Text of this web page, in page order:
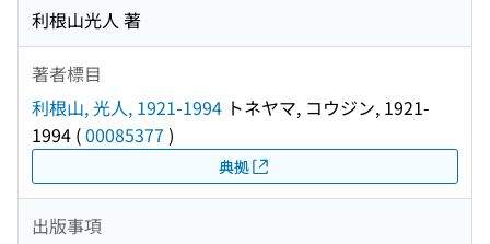
利根山光人 著
著者標目
利根山, 光人, 1921-1994 トネヤマ, コウジン, 1921-
1994 (00085377 )
典拠
出版事項